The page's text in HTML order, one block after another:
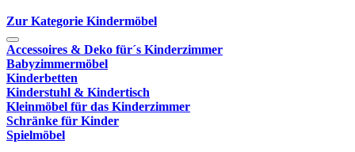
Zur Kategorie Kindermöbel
Accessoires & Deko für´s Kinderzimmer
Babyzimmermöbel
Kinderbetten
Kinderstuhl & Kindertisch
Kleinmöbel für das Kinderzimmer
Schränke für Kinder
Spielmöbel